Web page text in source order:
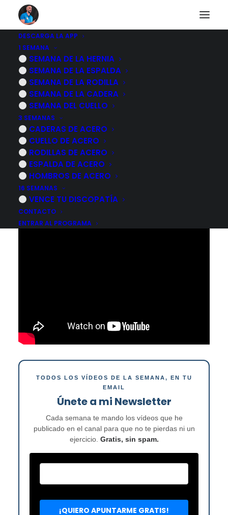
DESCARGA LA APP
1 SEMANA
SEMANA DE LA HERNIA
SEMANA DE LA ESPALDA
SEMANA DE LA RODILLA
SEMANA DE LA CADERA
SEMANA DEL CUELLO
3 SEMANAS
CADERAS DE ACERO
CUELLO DE ACERO
RODILLAS DE ACERO
ESPALDA DE ACERO
HOMBROS DE ACERO
16 SEMANAS
VENCE TU DISCOPATÍA
CONTACTO
ENTRAR AL PROGRAMA
Si TRABAJAS
SENTADO y te DUELE
la espalda…
NECESITAS ver esto
30 SEPTIEMBRE, 2025 | POR
TODOS LOS VÍDEOS DE LA SEMANA, EN TU
EMAIL
Únete a mi Newsletter
Cada semana te mando los vídeos que he
publicado en el canal para que no te pierdas ni un
ejercicio. Gratis, sin spam.